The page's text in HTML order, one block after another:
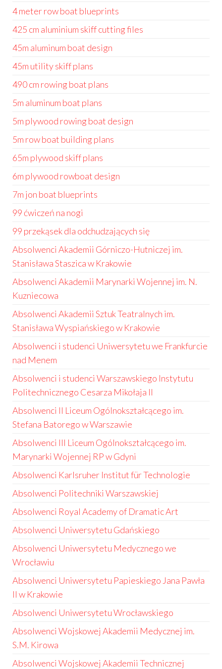
4 meter row boat blueprints
425 cm aluminium skiff cutting files
45m aluminum boat design
45m utility skiff plans
490 cm rowing boat plans
5m aluminum boat plans
5m plywood rowing boat design
5m row boat building plans
65m plywood skiff plans
6m plywood rowboat design
7m jon boat blueprints
99 ćwiczeń na nogi
99 przekąsek dla odchudzających się
Absolwenci Akademii Górniczo-Hutniczej im.
Stanisława Staszica w Krakowie
Absolwenci Akademii Marynarki Wojennej im. N.
Kuzniecowa
Absolwenci Akademii Sztuk Teatralnych im.
Stanisława Wyspiańskiego w Krakowie
Absolwenci i studenci Uniwersytetu we Frankfurcie
nad Menem
Absolwenci i studenci Warszawskiego Instytutu
Politechnicznego Cesarza Mikołaja II
Absolwenci II Liceum Ogólnokształcącego im.
Stefana Batorego w Warszawie
Absolwenci III Liceum Ogólnokształcącego im.
Marynarki Wojennej RP w Gdyni
Absolwenci Karlsruher Institut für Technologie
Absolwenci Politechniki Warszawskiej
Absolwenci Royal Academy of Dramatic Art
Absolwenci Uniwersytetu Gdańskiego
Absolwenci Uniwersytetu Medycznego we
Wrocławiu
Absolwenci Uniwersytetu Papieskiego Jana Pawła
II w Krakowie
Absolwenci Uniwersytetu Wrocławskiego
Absolwenci Wojskowej Akademii Medycznej im.
S.M. Kirowa
Absolwenci Wojskowej Akademii Technicznej